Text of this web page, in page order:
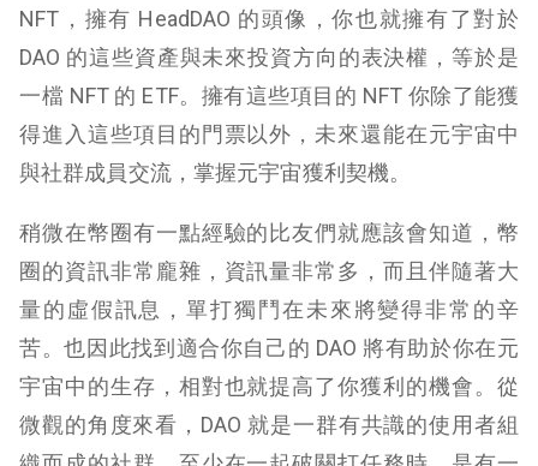
NFT，擁有 HeadDAO 的頭像，你也就擁有了對於
DAO 的這些資產與未來投資方向的表決權，等於是
一檔 NFT 的 ETF。擁有這些項目的 NFT 你除了能獲
得進入這些項目的門票以外，未來還能在元宇宙中
與社群成員交流，掌握元宇宙獲利契機。
稍微在幣圈有一點經驗的比友們就應該會知道，幣
圈的資訊非常龐雜，資訊量非常多，而且伴隨著大
量的虛假訊息，單打獨鬥在未來將變得非常的辛
苦。也因此找到適合你自己的 DAO 將有助於你在元
宇宙中的生存，相對也就提高了你獲利的機會。從
微觀的角度來看，DAO 就是一群有共識的使用者組